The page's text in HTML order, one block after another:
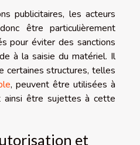
publicitaires, les acteurs
être particulièrement
pour éviter des sanctions
à la saisie du matériel. Il
certaines structures, telles
, peuvent être utilisées à
ainsi être sujettes à cette
et